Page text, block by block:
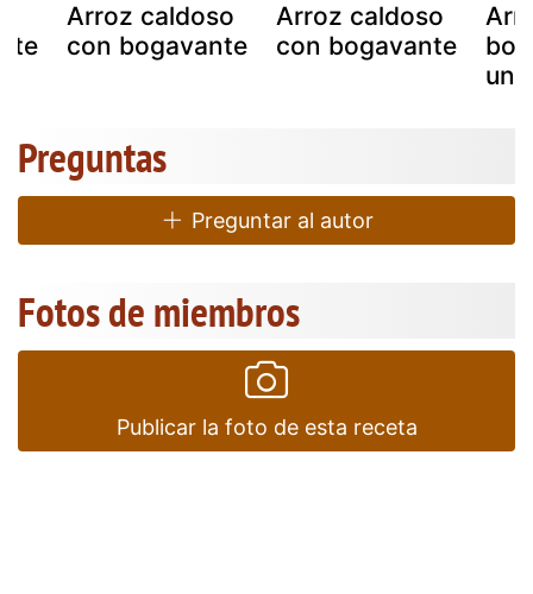
Arroz caldoso
con bogavante
Arroz caldoso
con bogavante
Preguntas
Preguntar al autor
Fotos de miembros
Publicar la foto de esta receta